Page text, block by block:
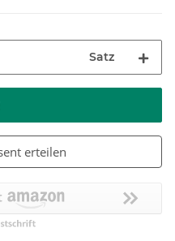
Satz
erteilen